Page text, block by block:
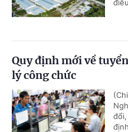
Quy định mới về
lý công chức